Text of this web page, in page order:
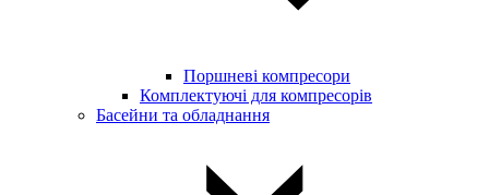
Поршневі компресори
Комплектуючі для компресорів
Басейни та обладнання